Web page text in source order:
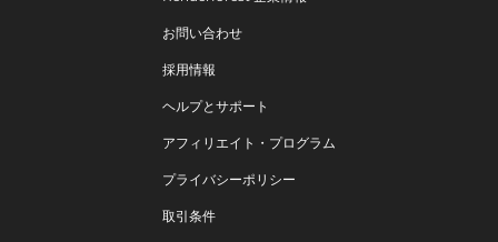
お問い合わせ
採用情報
ヘルプとサポート
アフィリエイト・プログラム
プライバシーポリシー
取引条件